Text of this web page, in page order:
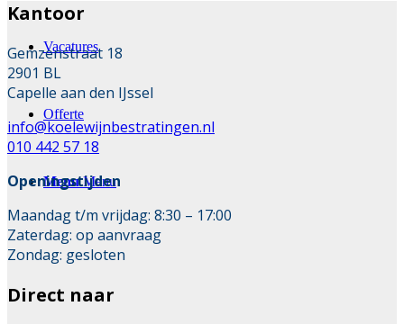
Vacatures
Offerte
Menu Menu
Kantoor
Gemzenstraat 18
2901 BL
Capelle aan den IJssel
info@koelewijnbestratingen.nl
010 442 57 18
Openingstijden
Maandag t/m vrijdag: 8:30 – 17:00
Zaterdag: op aanvraag
Zondag: gesloten
Direct naar